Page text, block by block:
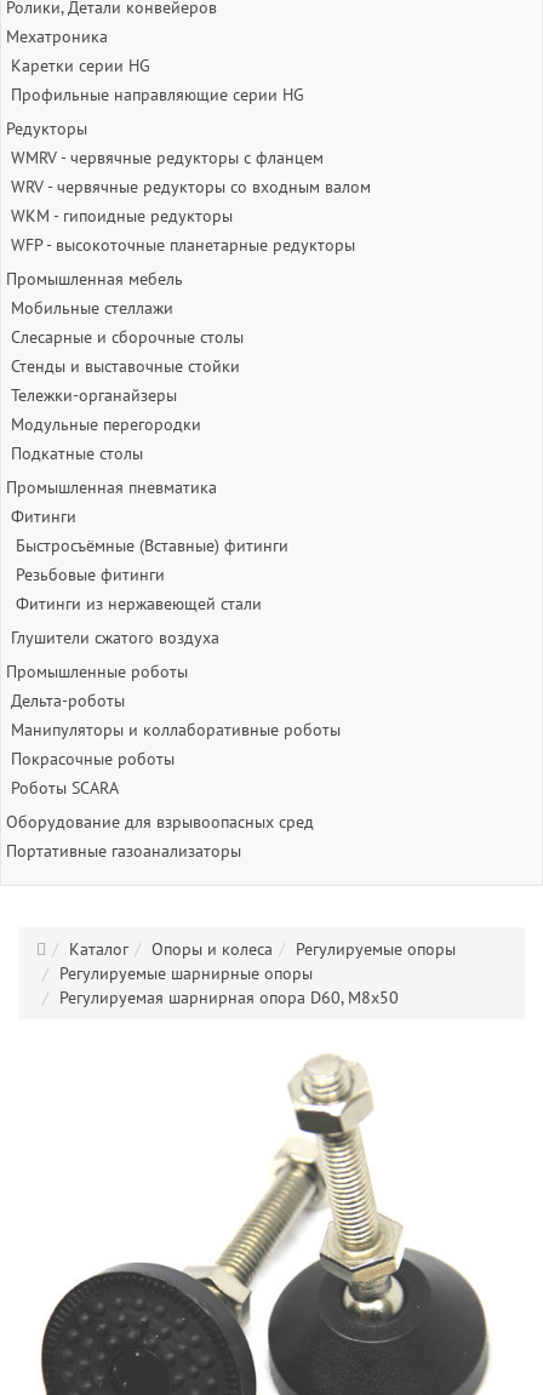
Ролики, Детали конвейеров
Мехатроника
Каретки серии HG
Профильные направляющие серии HG
Редукторы
WMRV - червячные редукторы с фланцем
WRV - червячные редукторы со входным валом
WKM - гипоидные редукторы
WFP - высокоточные планетарные редукторы
Промышленная мебель
Мобильные стеллажи
Слесарные и сборочные столы
Стенды и выставочные стойки
Тележки-органайзеры
Модульные перегородки
Подкатные столы
Промышленная пневматика
Фитинги
Быстросъёмные (Вставные) фитинги
Резьбовые фитинги
Фитинги из нержавеющей стали
Глушители сжатого воздуха
Промышленные роботы
Дельта-роботы
Манипуляторы и коллаборативные роботы
Покрасочные роботы
Роботы SCARA
Оборудование для взрывоопасных сред
Портативные газоанализаторы
Каталог Опоры и колеса
Регулируемые опоры
Регулируемые шарнирные опоры
Регулируемая шарнирная опора D60, М8х50